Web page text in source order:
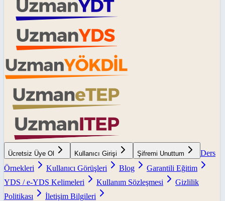
Ücretsiz Üye Ol Kullanıcı Girişi Şifremi Unuttum
Ders
Örnekleri
Kullanıcı Görüşleri Blog
Garantili Eğitim
YDS / e-YDS Kelimeleri
Kullanım Sözleşmesi
Gizlilik
Politikası
İletişim Bilgileri